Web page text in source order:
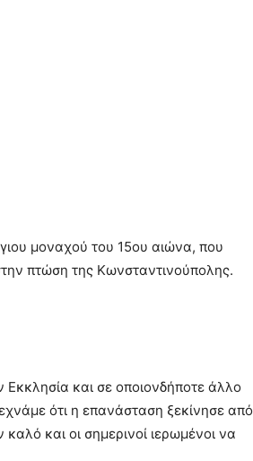
μοναχού του 15ου αιώνα, που
πτώση της Κωνσταντινούπολης.
και σε οποιονδήποτε άλλο
ότι η επανάσταση ξεκίνησε από
και οι σημερινοί ιερωμένοι να